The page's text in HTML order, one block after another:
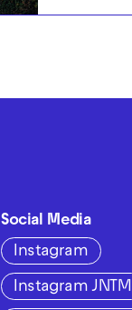
Social Media
Instagram
Instagram JNTM